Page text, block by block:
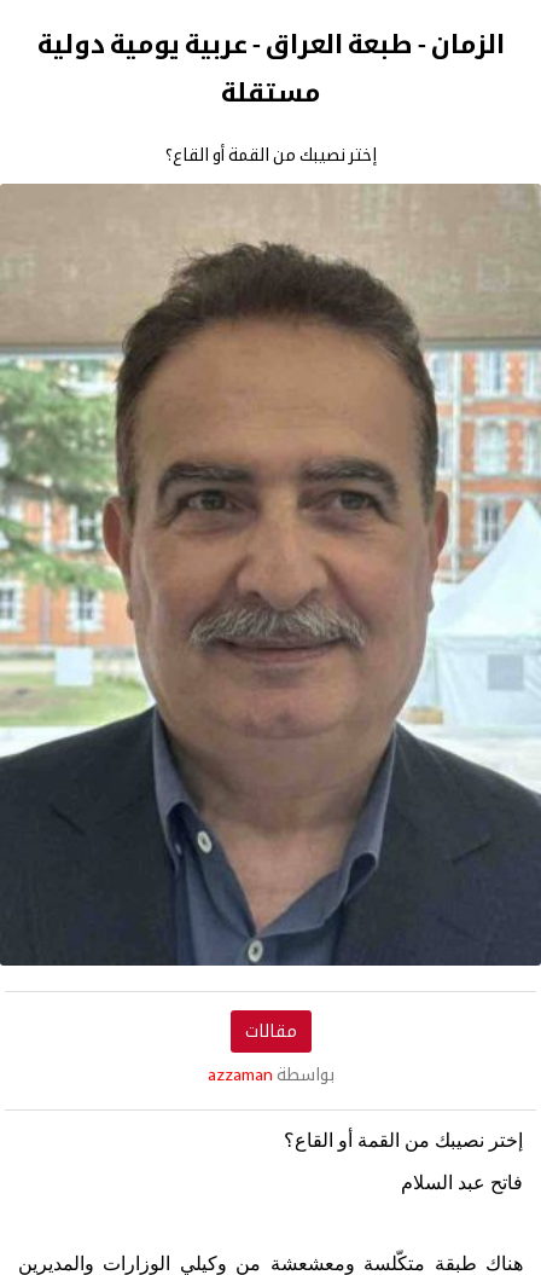
الزمان - طبعة العراق - عربية يومية دولية
مستقلة
إختر نصيبك من القمة أو القاع؟
مقالات
بواسطة azzaman
إختر نصيبك من القمة أو القاع؟
فاتح عبد السلام
هناك طبقة متكّلسة ومعشعشة من وكيلي الوزارات والمديرين